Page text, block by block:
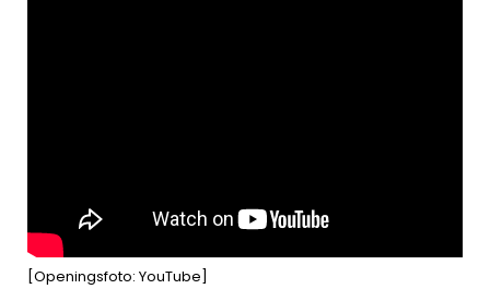
[Openingsfoto: YouTube]